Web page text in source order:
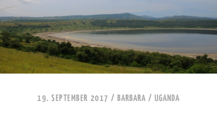
19. SEPTEMBER 2017 / BARBARA / UGANDA